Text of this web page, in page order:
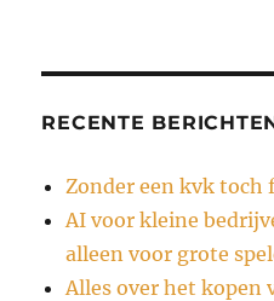
RECENTE
Zonder een kvk toch
AI voor kleine
alleen voor grote
Alles over het kopen